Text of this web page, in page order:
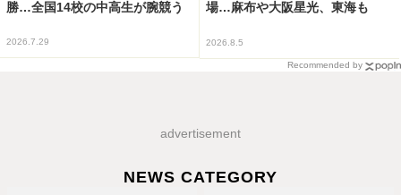
勝…全国14校の中高生が腕競う
2026.7.29
場…麻布や大阪星光、東海も
2026.8.5
Recommended by
advertisement
NEWS CATEGORY